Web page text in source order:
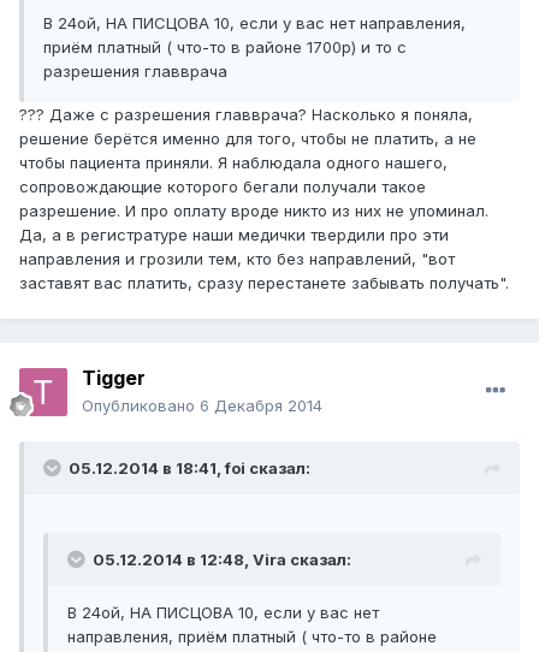
В 24ой, НА ПИСЦОВА 10, если у вас нет направления,
приём платный ( что-то в районе 1700р) и то с
разрешения главврача
??? Даже с разрешения главврача? Насколько я поняла,
решение берётся именно для того, чтобы не платить, а не
чтобы пациента приняли. Я наблюдала одного нашего,
сопровождающие которого бегали получали такое
разрешение. И про оплату вроде никто из них не упоминал.
Да, а в регистратуре наши медички твердили про эти
направления и грозили тем, кто без направлений, "вот
заставят вас платить, сразу перестанете забывать получать".
Tigger
Опубликовано 6 Декабря 2014
05.12.2014 в 18:41, foi сказал:
05.12.2014 в 12:48, Vira сказал:
В 24ой, НА ПИСЦОВА 10, если у вас нет
направления, приём платный ( что-то в районе